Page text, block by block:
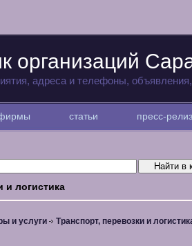
организаций
адреса и телефоны,
статьи пресс-
и логистика
и услуги Транспорт, перевозки и